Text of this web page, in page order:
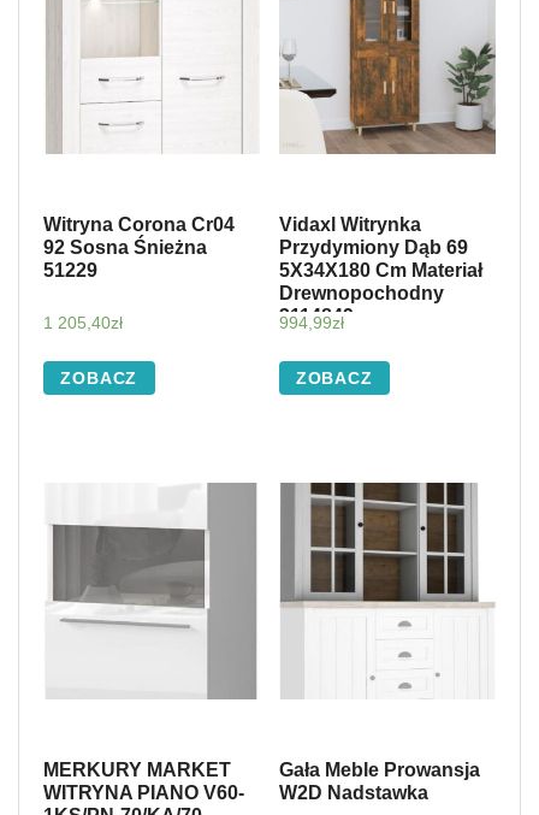
Witryna Corona Cr04
92 Sosna Śnieżna
51229
1 205,40zł
ZOBACZ
Vidaxl Witrynka
Przydymiony Dąb 69
5X34X180 Cm Materiał
Drewnopochodny
3114849
994,99zł
ZOBACZ
MERKURY MARKET
WITRYNA PIANO V60-
Gała Meble Prowansja
W2D Nadstawka